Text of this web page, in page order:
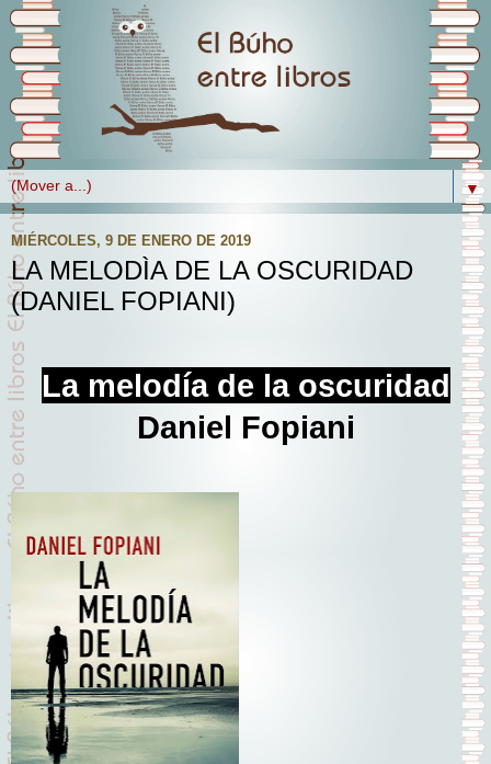
▼
MIÉRCOLES, 9 DE ENERO DE 2019
LA MELODÌA DE LA OSCURIDAD
(DANIEL FOPIANI)
La melodía de la oscuridad
Daniel Fopiani